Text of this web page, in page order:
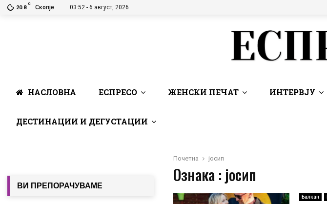
20.8
C
Скопје 03:52 - 6 август, 2026
НАСЛОВНА ЕСПРЕСО ЖЕНСКИ ПЕЧАТ ИНТЕРВЈУ
ДЕСТИНАЦИИ И ДЕГУСТАЦИИ
Почетна јосип
Ознака : јосип
Балкан
ВИ ПРЕПОРАЧУВАМЕ